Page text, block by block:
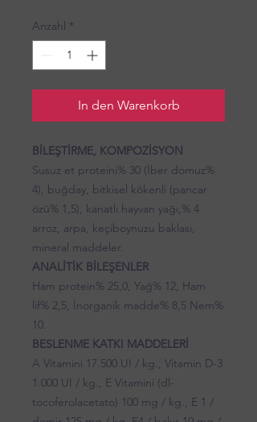
Anzahl *
In den Warenkorb
BİLEŞTİRME, KOMPOZİSYON
Susuz et proteini% 30 (İber domuz%
4), buğday, bitkisel kökenli (pancar
özü% 1,5), kanatlı hayvan yağı,% 4
arroz, arpa, keçiboynuzu baklası,
mineral maddeler.
ANALİTİK BİLEŞENLER
Ham protein% 25,0, Yağ% 12, Ham
lif% 2,5, İnorganik madde% 8,5 Nem%
10.
BESLENME KATKI MADDELERİ
A Vitamini 17.500 UI / kg., Vitamin D-3
1.000 UI / kg., E Vitamini (dl-
tocoferolacetato) 100 mg / kg., E 1 /